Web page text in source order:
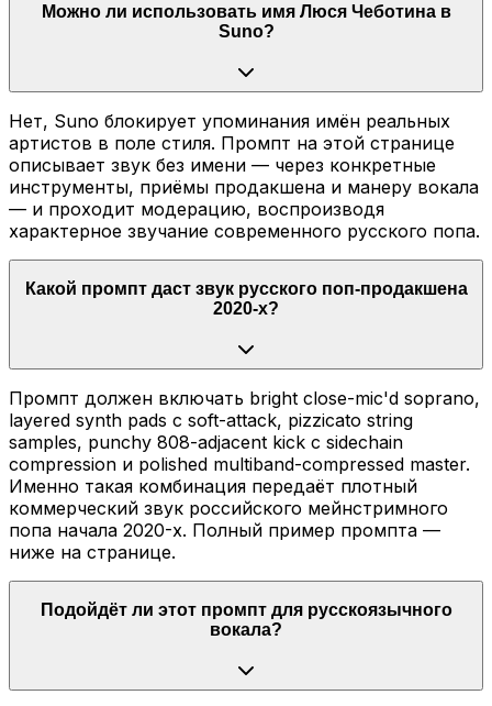
Можно ли использовать имя Люся Чеботина в
Suno?
Нет, Suno блокирует упоминания имён реальных
артистов в поле стиля. Промпт на этой странице
описывает звук без имени — через конкретные
инструменты, приёмы продакшена и манеру вокала
— и проходит модерацию, воспроизводя
характерное звучание современного русского попа.
Какой промпт даст звук русского поп-продакшена
2020-х?
Промпт должен включать bright close-mic'd soprano,
layered synth pads с soft-attack, pizzicato string
samples, punchy 808-adjacent kick с sidechain
compression и polished multiband-compressed master.
Именно такая комбинация передаёт плотный
коммерческий звук российского мейнстримного
попа начала 2020-х. Полный пример промпта —
ниже на странице.
Подойдёт ли этот промпт для русскоязычного
вокала?